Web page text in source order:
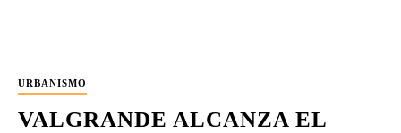
URBANISMO
VALGRANDE ALCANZA EL